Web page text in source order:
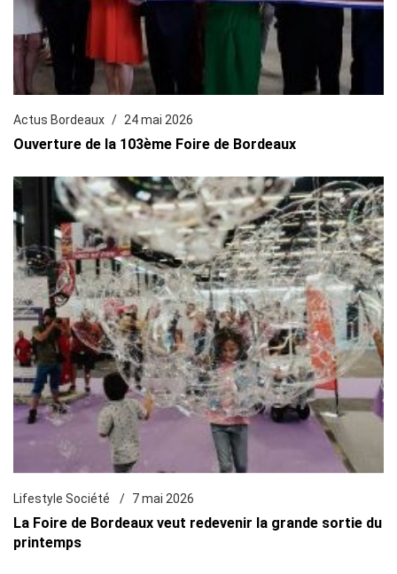
Actus Bordeaux 24 mai 2026
Ouverture de la 103ème Foire de Bordeaux
Lifestyle Société 7 mai 2026
La Foire de Bordeaux veut redevenir la grande sortie du
printemps